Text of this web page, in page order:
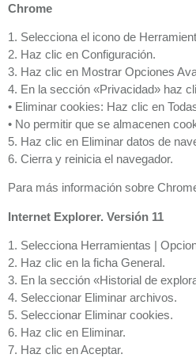
Chrome
1. Selecciona el icono de
2. Haz clic en Configuración.
3. Haz clic en Mostrar Opciones
4. En la sección «Privacidad» haz
• Eliminar cookies: Haz clic en
• No permitir que se almacenen
5. Haz clic en Eliminar datos de
6. Cierra y reinicia el navegador.
Para más información sobre
Internet Explorer. Versión 11
1. Selecciona Herramientas |
2. Haz clic en la ficha General.
3. En la sección «Historial de
4. Seleccionar Eliminar archivos.
5. Seleccionar Eliminar cookies.
6. Haz clic en Eliminar.
7. Haz clic en Aceptar.